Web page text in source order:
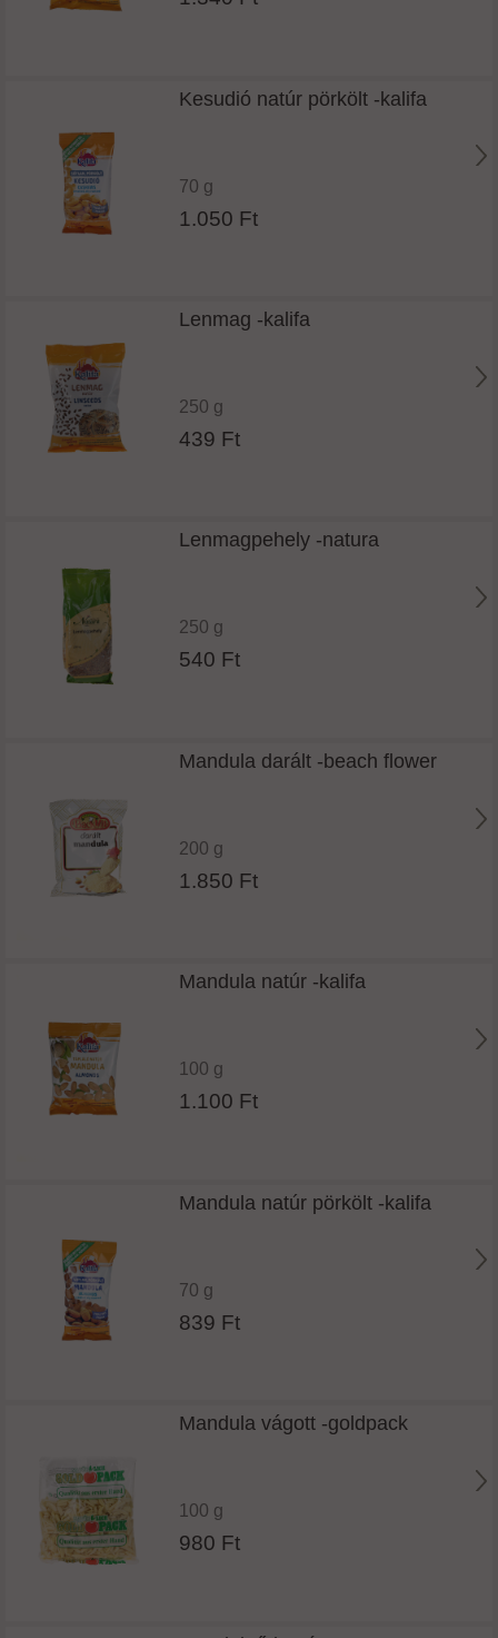
Kesudió natúr pörkölt -kalifa
70 g
1.050 Ft
Lenmag -kalifa
250 g
439 Ft
Lenmagpehely -natura
250 g
540 Ft
Mandula darált -beach flower
200 g
1.850 Ft
Mandula natúr -kalifa
100 g
1.100 Ft
Mandula natúr pörkölt -kalifa
70 g
839 Ft
Mandula vágott -goldpack
100 g
980 Ft